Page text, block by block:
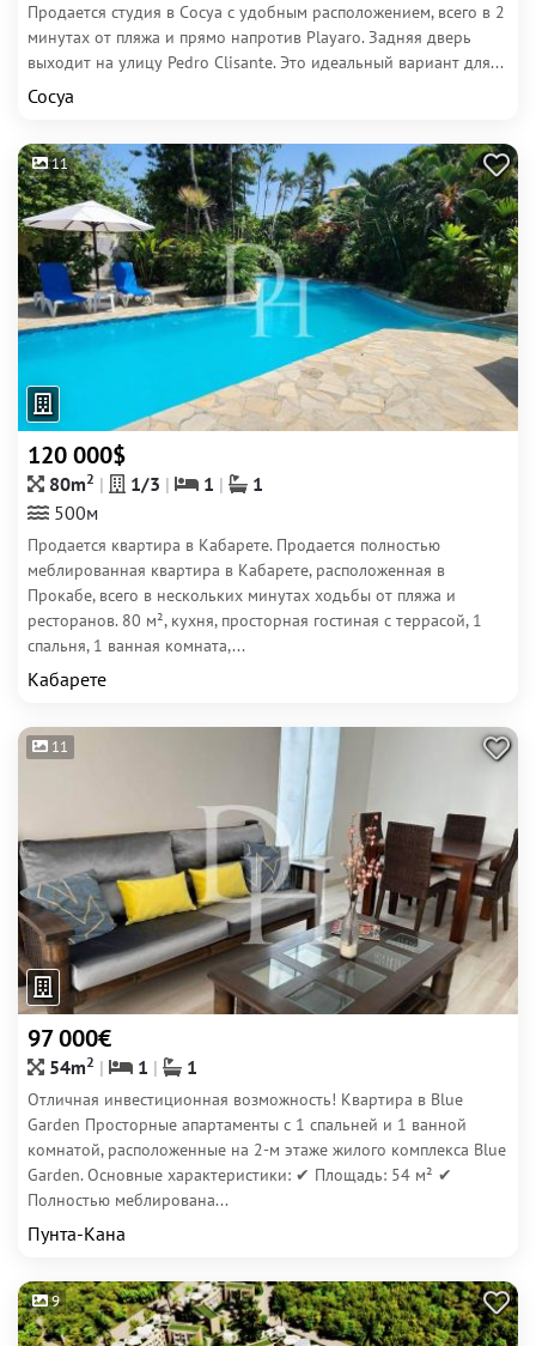
Продается студия в Сосуа с удобным расположением, всего в 2
минутах от пляжа и прямо напротив Playaro. Задняя дверь
выходит на улицу Pedro Clisante. Это идеальный вариант для...
Сосуа
11
120 000$
80m2 1/3 1
1
500м
Продается квартира в Кабарете. Продается полностью
меблированная квартира в Кабарете, расположенная в
Прокабе, всего в нескольких минутах ходьбы от пляжа и
ресторанов. 80 м², кухня, просторная гостиная с террасой, 1
спальня, 1 ванная комната,...
Кабарете
11
97 000€
54m2 1 1
Отличная инвестиционная возможность! Квартира в Blue
Garden Просторные апартаменты с 1 спальней и 1 ванной
комнатой, расположенные на 2-м этаже жилого комплекса Blue
Garden. Основные характеристики: ✔ Площадь: 54 м² ✔
Полностью меблирована...
Пунта-Кана
9